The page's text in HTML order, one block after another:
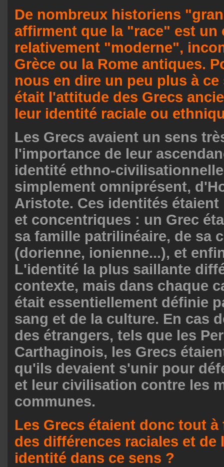
De nombreux historiens
affirment que la "race" est un
relativement "moderne",
Grèce ou la Rome antiques.
nous en dire un peu plus à
était l'attitude des Grecs
leur identité raciale ou
Les Grecs avaient un sens
l'importance de leur
identité ethno-
simplement omniprésent,
Aristote. Ces identités
et concentriques : un Grec
sa famille patrilinéaire, de sa
(dorienne, ionienne...), et
L'identité la plus saillante
contexte, mais dans chaque
était essentiellement définie
sang et de la culture. En cas
des étrangers, tels que les
Carthaginois, les Grecs
qu'ils devaient s'unir pour
et leur civilisation contre les
communes.
Les Grecs étaient donc tout
des différences raciales et de
identité dans ce sens ?